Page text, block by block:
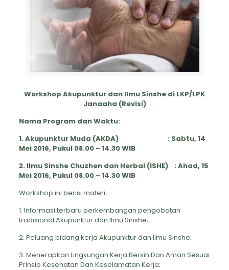
Workshop Akupunktur dan Ilmu Sinshe di LKP/LPK
Janaaha (Revisi)
Nama Program dan Waktu:
1. Akupunktur Muda (AKDA) : Sabtu, 14
Mei 2016, Pukul 08.00 – 14.30 WIB
2. Ilmu Sinshe Chuzhen dan Herbal (ISHE) : Ahad, 15
Mei 2016, Pukul 08.00 – 14.30 WIB
Workshop ini berisi materi:
1. Informasi terbaru perkembangan pengobatan
tradisional Akupunktur dan Ilmu Sinshe;
2. Peluang bidang kerja Akupunktur dan Ilmu Sinshe;
3. Menerapkan Lingkungan Kerja Bersih Dan Aman Sesuai
Prinsip Kesehatan Dan Keselamatan Kerja;